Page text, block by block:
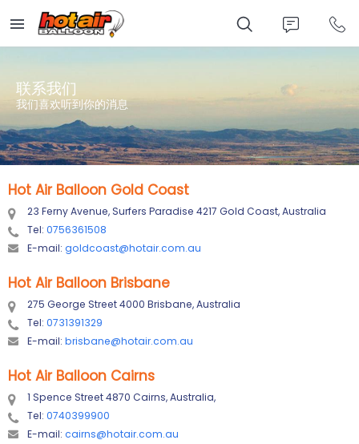
main
content
联系我们
我们喜欢听到你的消息
Hot Air Balloon Gold Coast
23 Ferny Avenue, Surfers Paradise 4217 Gold Coast, Australia
Tel: 0756361508
E-mail: goldcoast@hotair.com.au
Hot Air Balloon Brisbane
275 George Street 4000 Brisbane, Australia
Tel: 0731391329
E-mail: brisbane@hotair.com.au
Hot Air Balloon Cairns
1 Spence Street 4870 Cairns, Australia,
Tel: 0740399900
E-mail: cairns@hotair.com.au